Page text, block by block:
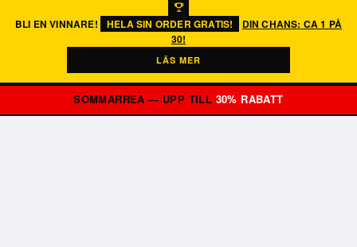
BLI EN VINNARE! HELA SIN ORDER GRATIS!
DIN CHANS: CA 1 PÅ
30!
LÄS MER
SOMMARREA — UPP TILL 30% RABATT